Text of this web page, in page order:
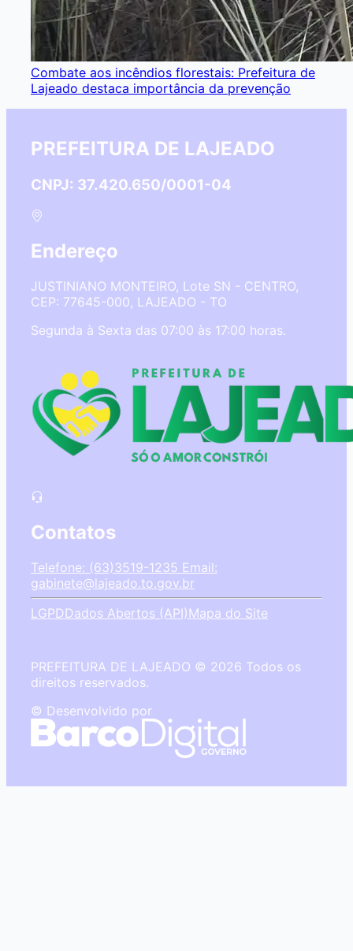
Combate aos incêndios florestais: Prefeitura de
Lajeado destaca importância da prevenção
PREFEITURA DE LAJEADO
CNPJ: 37.420.650/0001-04
Endereço
JUSTINIANO MONTEIRO, Lote SN - CENTRO,
CEP: 77645-000, LAJEADO - TO
Segunda à Sexta das 07:00 às 17:00 horas.
Contatos
Telefone: (63)3519-1235 Email:
gabinete@lajeado.to.gov.br
LGPDDados Abertos (API)Mapa do Site
PREFEITURA DE LAJEADO © 2026 Todos os
direitos reservados.
© Desenvolvido por